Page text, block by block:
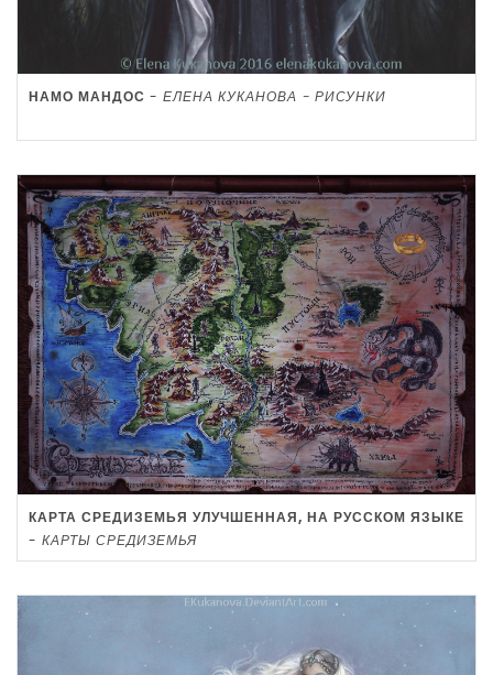
НАМО МАНДОС - ЕЛЕНА КУКАНОВА - РИСУНКИ
КАРТА СРЕДИЗЕМЬЯ УЛУЧШЕННАЯ, НА РУССКОМ ЯЗЫКЕ
- КАРТЫ СРЕДИЗЕМЬЯ